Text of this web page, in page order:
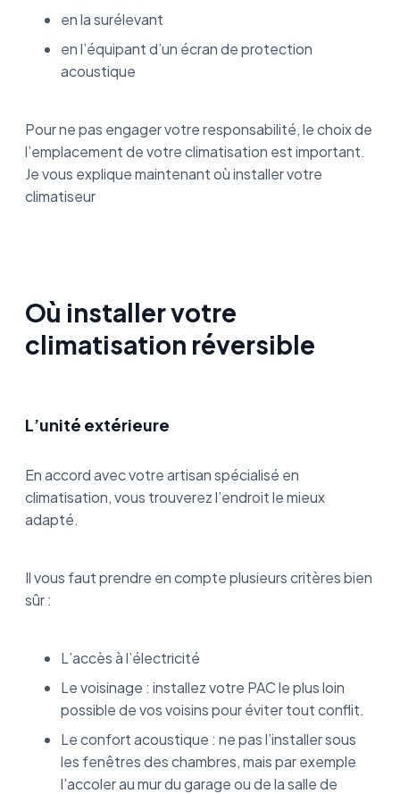
en la surélevant
en l’équipant d’un écran de protection
acoustique
Pour ne pas engager votre responsabilité, le choix de
l’emplacement de votre climatisation est important.
Je vous explique maintenant où installer votre
climatiseur
Où installer votre
climatisation réversible
L’unité extérieure
En accord avec votre artisan spécialisé en
climatisation, vous trouverez l’endroit le mieux
adapté.
Il vous faut prendre en compte plusieurs critères bien
sûr :
L’accès à l’électricité
Le voisinage : installez votre PAC le plus loin
possible de vos voisins pour éviter tout conflit.
Le confort acoustique : ne pas l’installer sous
les fenêtres des chambres, mais par exemple
l’accoler au mur du garage ou de la salle de